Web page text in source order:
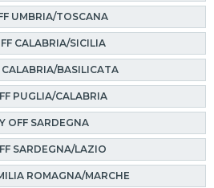
UMBRIA/TOSCANA
CALABRIA/SICILIA
CALABRIA/BASILICATA
PUGLIA/CALABRIA
OFF SARDEGNA
SARDEGNA/LAZIO
ROMAGNA/MARCHE